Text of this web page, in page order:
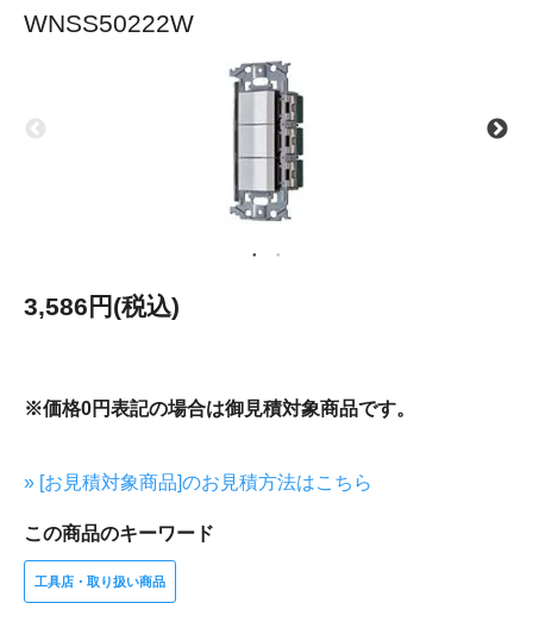
WNSS50222W
3,586円(税込)
※価格0円表記の場合は御見積対象商品です。
» [お見積対象商品]のお見積方法はこちら
この商品のキーワード
工具店・取り扱い商品